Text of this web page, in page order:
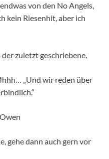
von den No Angels,
kein Riesenhit, aber ich
der zuletzt geschriebene.
„Und wir reden über
gehe dann auch gern vor